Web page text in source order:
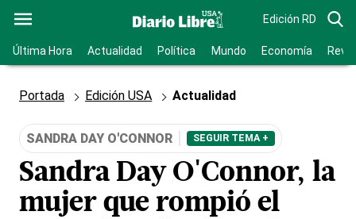
Edición RD
Última Hora Actualidad Política Mundo Economía
Portada Edición USA Actualidad
SANDRA DAY O'CONNOR SEGUIR TEMA +
Sandra Day O'Connor, la
mujer que rompió el